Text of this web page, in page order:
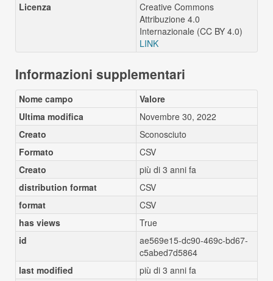
Licenza
Creative Commons
Attribuzione 4.0
Internazionale (CC BY 4.0)
LINK
Informazioni supplementari
Nome campo
Valore
Ultima modifica
Novembre 30, 2022
Creato
Sconosciuto
Formato
CSV
Creato
più di 3 anni fa
distribution format
CSV
format
CSV
has views
True
id
ae569e15-dc90-469c-bd67-
c5abed7d5864
last modified
più di 3 anni fa